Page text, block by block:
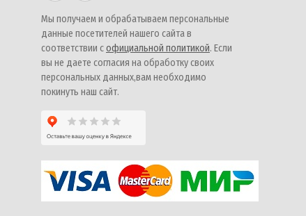
Мы получаем и обрабатываем персональные
данные посетителей нашего сайта в
соответствии софициальной политикой. Если
вы не даете согласия на обработку своих
персональных данных,вам необходимо
покинуть наш сайт.